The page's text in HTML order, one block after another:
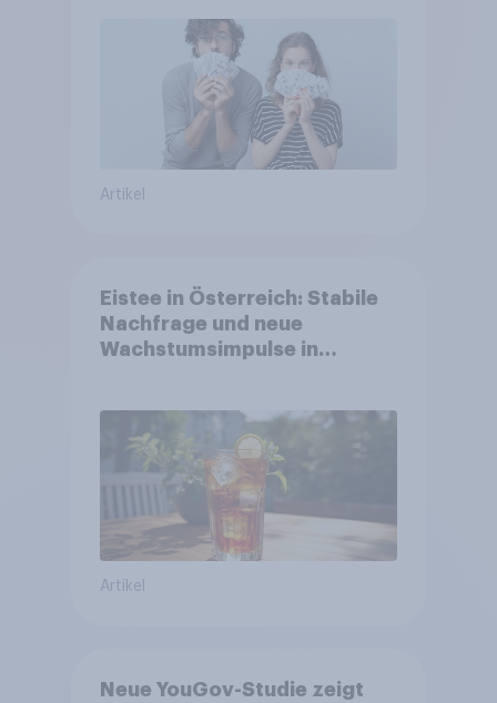
Artikel
Eistee in Österreich: Stabile
Nachfrage und neue
Wachstumsimpulse in
Artikel
Neue YouGov-Studie zeigt